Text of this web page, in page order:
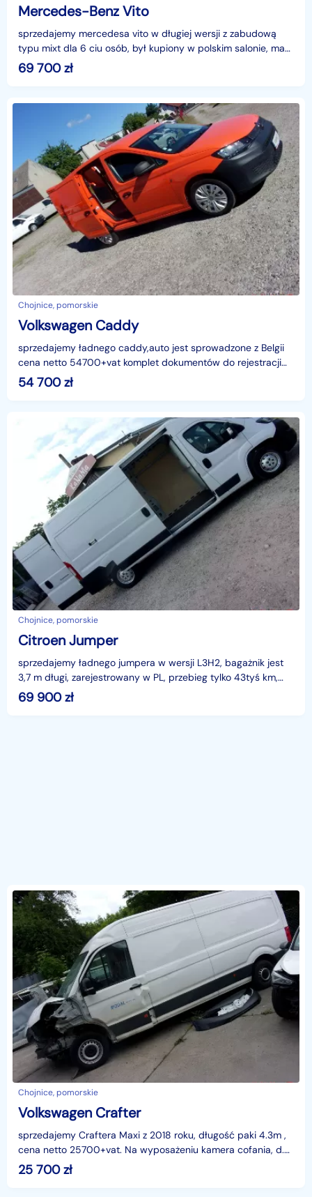
Mercedes-Benz Vito
sprzedajemy mercedesa vito w długiej wersji z zabudową
typu mixt dla 6 ciu osób, był kupiony w polskim salonie, ma
mocny silnik 163km i napęd na oś tylną , 6970
69 700zł
Chojnice, pomorskie
Volkswagen Caddy
sprzedajemy ładnego caddy,auto jest sprowadzone z Belgii
cena netto 54700+vat komplet dokumentów do rejestracji
mamy, koszt rejestracji tylko 160 zł, długość ba
54 700zł
Chojnice, pomorskie
Citroen Jumper
sprzedajemy ładnego jumpera w wersji L3H2, bagażnik jest
3,7 m długi, zarejestrowany w PL, przebieg tylko 43tyś km,
cena 69900+vat, jest dobrze wyposażony , ma
69 900zł
Chojnice, pomorskie
Volkswagen Crafter
sprzedajemy Craftera Maxi z 2018 roku, długość paki 4.3m ,
cena netto 25700+vat. Na wyposażeniu kamera cofania, d.
radio+BT, SD, pdc, hak, klima, drzwi boczne,
25 700zł